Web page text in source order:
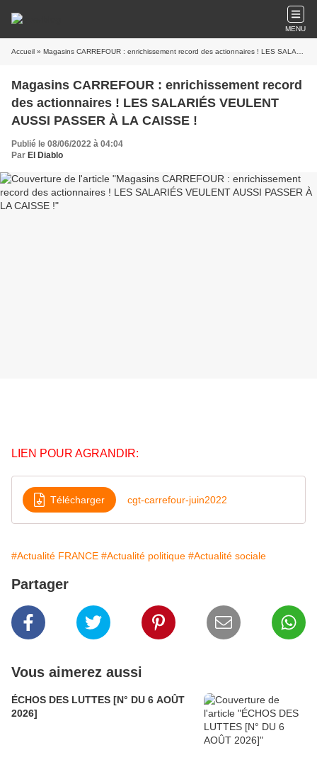
MENU
Accueil » Magasins CARREFOUR : enrichissement record des actionnaires ! LES SALARIÉS VEULENT AUSSI PASSER À LA CAISSE !
Magasins CARREFOUR : enrichissement record
des actionnaires ! LES SALARIÉS VEULENT
AUSSI PASSER À LA CAISSE !
Publié le 08/06/2022 à 04:04
Par El Diablo
LIEN POUR AGRANDIR:
Télécharger cgt-carrefour-juin2022
#Actualité FRANCE #Actualité politique #Actualité sociale
Partager
Vous aimerez aussi
ÉCHOS DES LUTTES [N° DU 6 AOÛT
2026]